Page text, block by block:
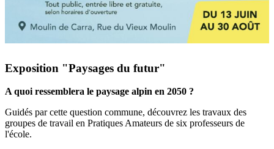
Exposition "Paysages du futur"
A quoi ressemblera le paysage alpin en 2050 ?
Guidés par cette question commune, découvrez les travaux des
groupes de travail en Pratiques Amateurs de six professeurs de
l'école.